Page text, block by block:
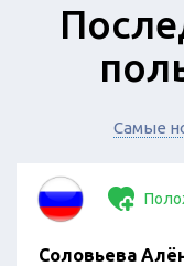
Самые
Соловьева